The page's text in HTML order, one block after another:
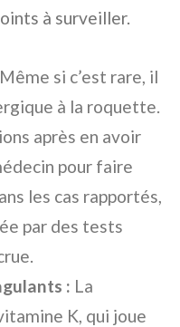
à surveiller.
Même si c’est rare, il
à la roquette.
après en avoir
pour faire
les cas rapportés,
par des tests
: La
K, qui joue